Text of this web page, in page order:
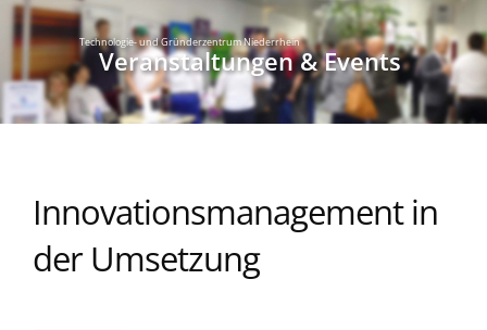
Innovationsmanagement in
der Umsetzung